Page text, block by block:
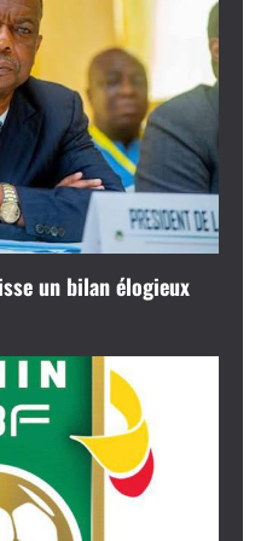
un bilan élogieux